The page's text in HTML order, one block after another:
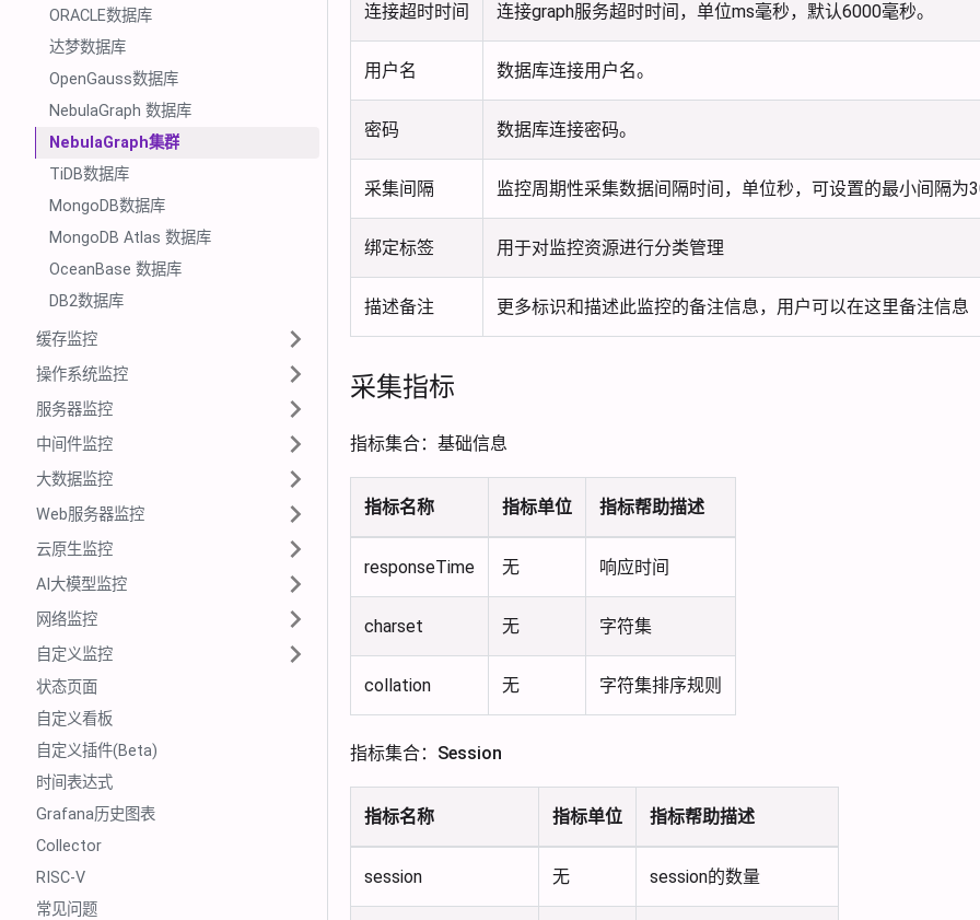
ORACLE数据库
达梦数据库
OpenGauss数据库
NebulaGraph 数据库
NebulaGraph集群
TiDB数据库
MongoDB数据库
MongoDB Atlas 数据库
OceanBase 数据库
DB2数据库
缓存监控
操作系统监控
服务器监控
中间件监控
大数据监控
Web服务器监控
云原生监控
AI大模型监控
网络监控
自定义监控
状态页面
自定义看板
自定义插件(Beta)
时间表达式
Grafana历史图表
Collector
RISC-V
常见问题
连接超时时间 连接graph服务超时时间，单位ms毫秒，默认6000毫秒。
用户名 数据库连接用户名。
密码 数据库连接密码。
采集间隔 监控周期性采集数据间隔时间，单位秒，可设置的最小间隔为
绑定标签 用于对监控资源进行分类管理
描述备注 更多标识和描述此监控的备注信息，用户可以在这里备注信息
采集指标
指标集合：基础信息
指标名称 指标单位 指标帮助描述
responseTime 无 响应时间
charset 无 字符集
collation 无 字符集排序规则
指标集合：Session
指标名称 指标单位 指标帮助描述
session 无 session的数量